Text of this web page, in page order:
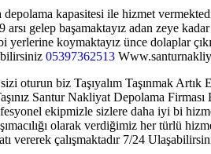
kapasitesi ile hizmet
gelep başamaktayız adan zeye
yerlerine koymaktayız ünce dolaplar
05397362513
oturun biz Taşıyalım Taşınmak
Santur Nakliyat Depolama
ekipmizle sizlere daha iyi bi
olarak verdiğimiz her türlü
vererek çalışmaktadır 7/24